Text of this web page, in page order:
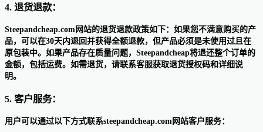
4. 退货退款：
Steepandcheap.com网站的退货退款政策如下：如果您不满意购买的产
品，可以在30天内退回并获得全额退款，但产品必须是未使用过且在
原包装中。如果产品存在质量问题，Steepandcheap将退还整个订单的
金额，包括运费。如需退货，请联系客服获取退货授权码和详细说
明。
5. 客户服务：
用户可以通过以下方式联系steepandcheap.com网站客户服务：